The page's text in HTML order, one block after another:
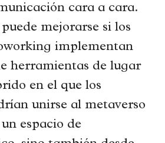
cara a cara.
mejorarse si los
implementan
herramientas de lugar
en el que los
unirse al metaverso
espacio de